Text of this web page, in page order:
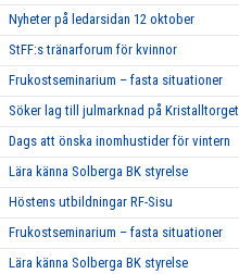
Nyheter på ledarsidan 12 oktober
StFF:s tränarforum för kvinnor
Frukostseminarium – fasta situationer
Söker lag till julmarknad på Kristalltorget
Dags att önska inomhustider för vintern
Lära känna Solberga BK styrelse
Höstens utbildningar RF-Sisu
Frukostseminarium – fasta situationer
Lära känna Solberga BK styrelse